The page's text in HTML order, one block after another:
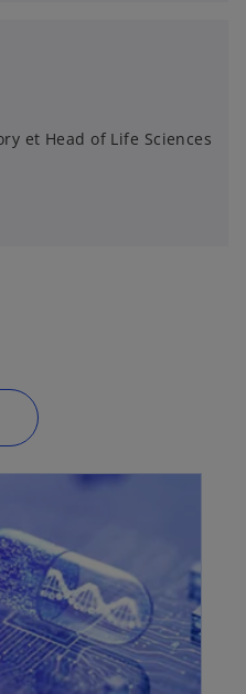
et Head of Life Sciences